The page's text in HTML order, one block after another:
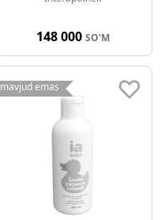
148 000 SO'M
mavjud emas